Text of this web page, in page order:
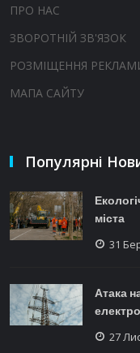
ПРО НАС
ЗВОРОТНІЙ ЗВ'ЯЗОК
РОЗМІЩЕННЯ
МАПА САЙТУ
Популярні
міста
31
Атака
27